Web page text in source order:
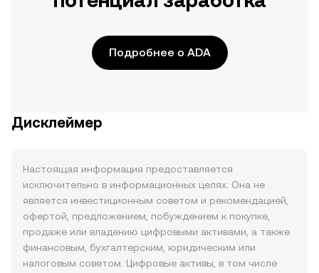
Подробнее о ADA
Дисклеймер
Настоящая информация предоставляется
исключительно в информационных целях. Она не
является инвестиционным советом и рекомендацией,
офертой, предложением, побуждением к покупке,
продаже или владению цифровыми активами, а также
финансовым, бухгалтерским, юридическим или
налоговым советом. Цифровые активы, в том числе